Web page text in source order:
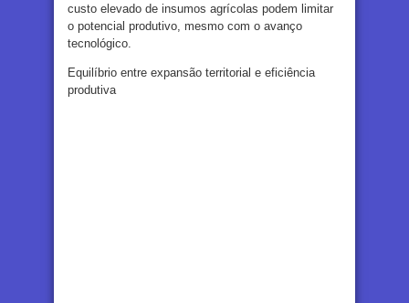
custo elevado de insumos agrícolas podem limitar
o potencial produtivo, mesmo com o avanço
tecnológico.
Equilíbrio entre expansão territorial e eficiência
produtiva